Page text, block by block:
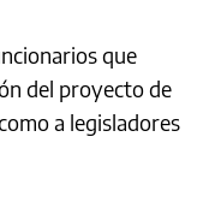
que
del proyecto de
a legisladores